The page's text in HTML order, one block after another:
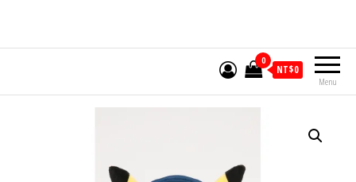
Menu
0
NT$0